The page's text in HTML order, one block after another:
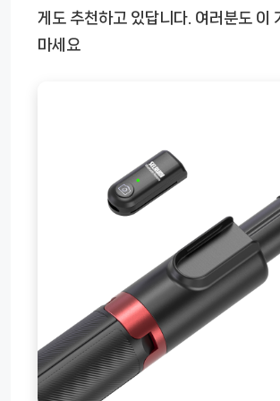
게도 추천하고 있답니다. 여러분도 이
마세요